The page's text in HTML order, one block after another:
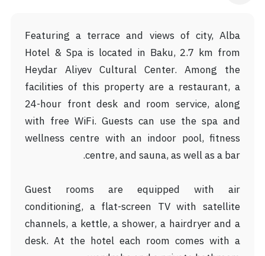
Featuring a terrace and views of city, Alba
Hotel & Spa is located in Baku, 2.7 km from
Heydar Aliyev Cultural Center. Among the
facilities of this property are a restaurant, a
24-hour front desk and room service, along
with free WiFi. Guests can use the spa and
wellness centre with an indoor pool, fitness
centre, and sauna, as well as a bar.
Guest rooms are equipped with air
conditioning, a flat-screen TV with satellite
channels, a kettle, a shower, a hairdryer and a
desk. At the hotel each room comes with a